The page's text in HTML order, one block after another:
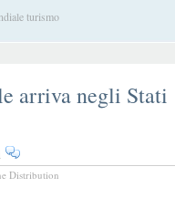
turismo
arriva negli Stati
su
Travel
Distribution